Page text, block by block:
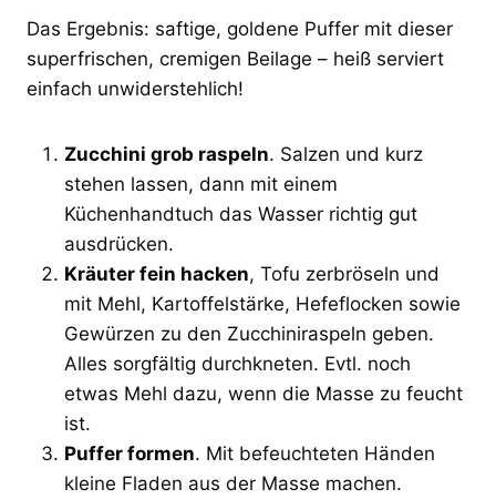
Das Ergebnis: saftige, goldene Puffer mit dieser
superfrischen, cremigen Beilage – heiß serviert
einfach unwiderstehlich!
Zucchini grob raspeln. Salzen und kurz
stehen lassen, dann mit einem
Küchenhandtuch das Wasser richtig gut
ausdrücken.
Kräuter fein hacken, Tofu zerbröseln und
mit Mehl, Kartoffelstärke, Hefeflocken sowie
Gewürzen zu den Zucchiniraspeln geben.
Alles sorgfältig durchkneten. Evtl. noch
etwas Mehl dazu, wenn die Masse zu feucht
ist.
Puffer formen. Mit befeuchteten Händen
kleine Fladen aus der Masse machen.